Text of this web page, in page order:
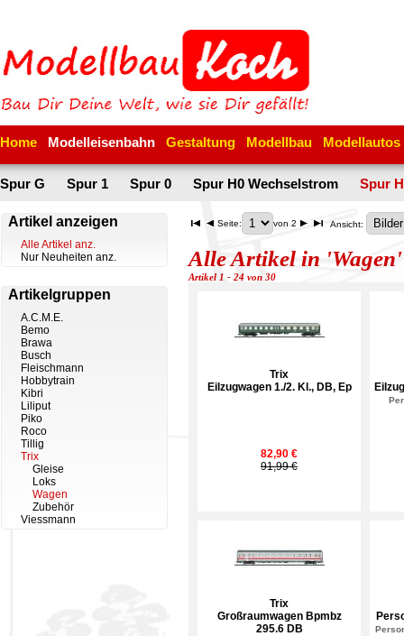
Home Modelleisenbahn Gestaltung Modellbau Modellautos
Spur G Spur 1 Spur 0 Spur H0 Wechselstrom Spur
Artikel anzeigen
Alle Artikel anz.
Nur Neuheiten anz.
Artikelgruppen
A.C.M.E.
Bemo
Brawa
Busch
Fleischmann
Hobbytrain
Kibri
Liliput
Piko
Roco
Tillig
Trix
Gleise
Loks
Wagen
Zubehör
Viessmann
Seite: von 2 Ansicht:
Alle Artikel in 'Wagen'
Artikel 1 - 24 von 30
Trix
Eilzugwagen 1./2. Kl., DB, Ep
82,90 €
91,99 €
Trix
Großraumwagen Bpmbz
295.6 DB